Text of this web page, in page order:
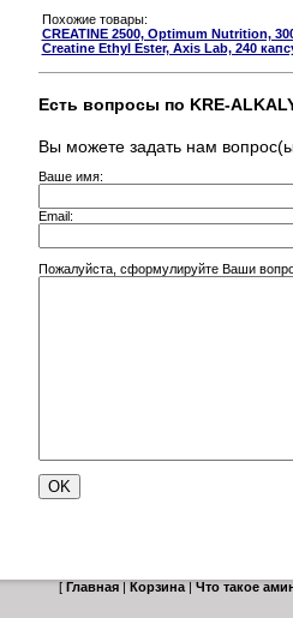
Похожие товары:
CREATINE 2500, Optimum Nutrition,
Creatine Ethyl Ester, Axis Lab, 240
Есть вопросы по KRE-
Вы можете задать нам
Ваше имя:
Email:
Пожалуйста, сформулируйте Ваши
[ Главная| Корзина| Что такое